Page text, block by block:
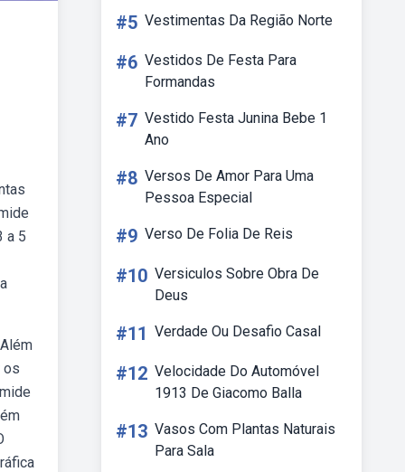
a 5
os
#5 Vestimentas Da Região Norte
#6 Vestidos De Festa Para
Formandas
#7 Vestido Festa Junina Bebe 1
Ano
#8 Versos De Amor Para Uma
Pessoa Especial
#9 Verso De Folia De Reis
#10 Versiculos Sobre Obra De
Deus
#11 Verdade Ou Desafio Casal
#12 Velocidade Do Automóvel
1913 De Giacomo Balla
#13 Vasos Com Plantas Naturais
Para Sala